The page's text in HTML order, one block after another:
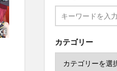
カテゴリー